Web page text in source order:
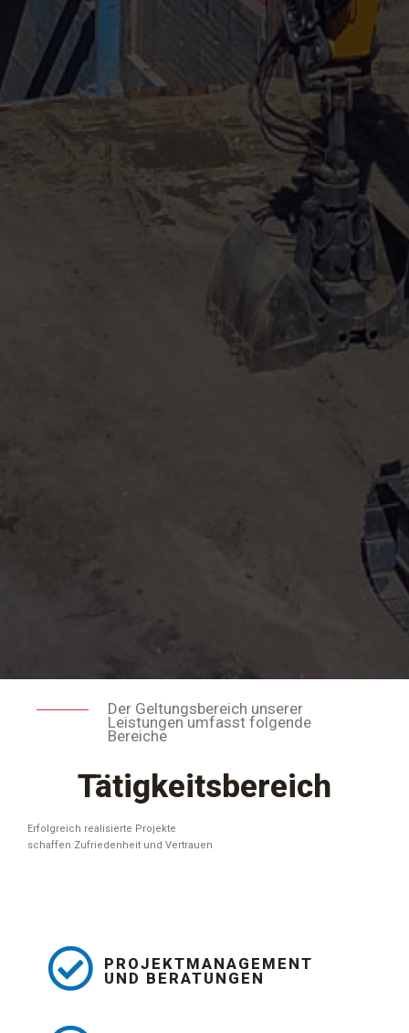
Der Geltungsbereich unserer
Leistungen umfasst folgende
Bereiche
Tätigkeitsbereich
Erfolgreich realisierte Projekte
schaffen Zufriedenheit und Vertrauen
PROJEKTMANAGEMENT
UND BERATUNGEN